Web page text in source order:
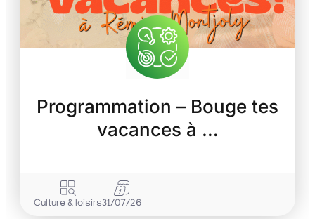
Programmation – Bouge tes
vacances à …
Culture & loisirs31/07/26